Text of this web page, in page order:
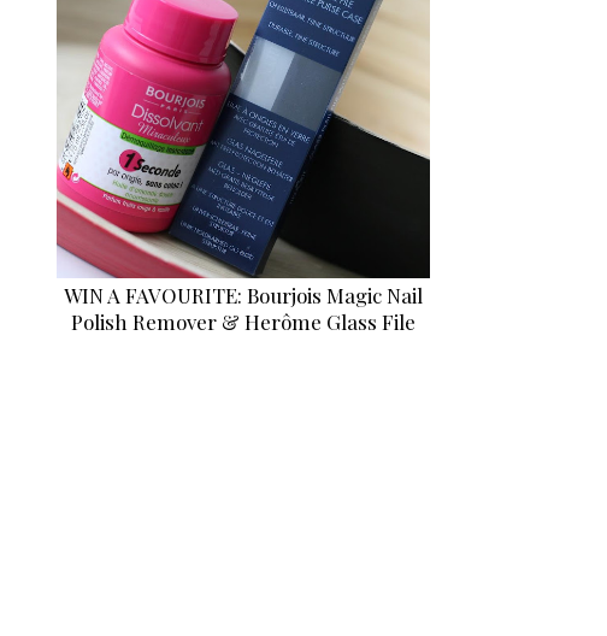
WIN A FAVOURITE: Bourjois Magic Nail
Polish Remover & Herôme Glass File